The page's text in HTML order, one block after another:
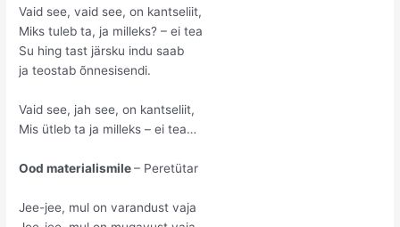
Vaid see, vaid see, on kantseliit,
Miks tuleb ta, ja milleks? – ei tea
Su hing tast järsku indu saab
ja teostab õnnesisendi.
Vaid see, jah see, on kantseliit,
Mis ütleb ta ja milleks – ei tea…
Ood materialismile– Peretütar
Jee-jee, mul on varandust vaja